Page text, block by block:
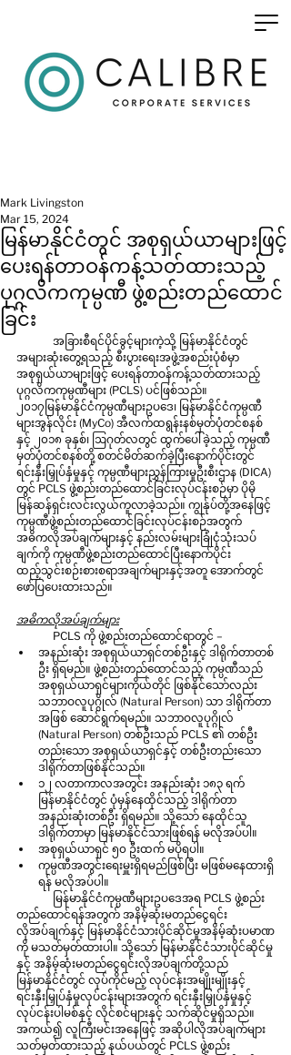
မြန်မာနိုင်ငံတွင် အစုရှယ်ယာများဖြင့်
ပေးရန်တာဝန်ကန့်သတ်ထားသည့်
ပုဂ္ဂလိကကုမ္ပဏီ ဖွဲ့စည်းတည်ထောင်
ခြင်း
Mark Livingston
Mar 15, 2024
အများဆုံးတွေ့ရသည့် စီးပွားရေးအဖွဲ့အစည်းပုံစံမှာ
အစုရှယ်ယာများဖြင့် ပေးရန်တာဝန်ကန့်သတ်ထားသည့်
ပုဂ္ဂလိကကုမ္ပဏီများ (PCLS) ပင်ဖြစ်သည်။
၂၀၁၇မြန်မာနိုင်ငံကုမ္ပဏီများဥပဒေ၊ မြန်မာနိုင်ငံကုမ္ပဏီ
များအွန်လိုင်း (MyCo) အီလက်ထရွန်းနစ်မှတ်ပုံတင်စနစ်
နှင့် ၂၀၁၈ ခုနှစ်၊ ဩဂုတ်လတွင် ထွက်ပေါ်ခဲ့သည့် ကုမ္ပဏီ
မှတ်ပုံတင်စနစ်တို့ စတင်မိတ်ဆက်ခဲ့ပြီးနောက်ပိုင်းတွင်
ရင်းနှီးမြှုပ်နှံမှုနှင့် ကုမ္ပဏီများညွှန်ကြားမှုဦးစီးဌာန (DICA)
တွင် PCLS ဖွဲ့စည်းတည်ထောင်ခြင်းလုပ်ငန်းစဉ်မှာ ပိုမို
မြန်ဆန်ရှင်းလင်းလွယ်ကူလာခဲ့သည်။ ကျွန်ုပ်တို့အနေဖြင့်
ကုမ္ပဏီဖွဲ့စည်းတည်ထောင်ခြင်းလုပ်ငန်းစဉ်အတွက်
အဓိကလိုအပ်ချက်များနှင့် နည်းလမ်းများခြုံငုံသုံးသပ်
ချက်ကို ကုမ္ပဏီဖွဲ့စည်းတည်ထောင်ပြီးနောက်ပိုင်း
ထည့်သွင်းစဉ်းစားစရာအချက်များနှင့်အတူ အောက်တွင်
ဖော်ပြပေးထားသည်။
အဓိကလိုအပ်ချက်များ
	PCLS ကို ဖွဲ့စည်းတည်ထောင်ရာတွင် –
အနည်းဆုံး အစုရှယ်ယာရှင်တစ်ဦးနှင့် ဒါရိုက်တာတစ်
ဦး ရှိရမည်။ ဖွဲ့စည်းတည်ထောင်သည့် ကုမ္ပဏီသည်
အစုရှယ်ယာရှင်များကိုယ်တိုင် ဖြစ်နိုင်သော်လည်း
သဘာဝလူပုဂ္ဂိုလ် (Natural Person) သာ ဒါရိုက်တာ
အဖြစ် ဆောင်ရွက်ရမည်။ သဘာဝလူပုဂ္ဂိုလ်
(Natural Person) တစ်ဦးသည် PCLS ၏ တစ်ဦး
တည်းသော အစုရှယ်ယာရှင်နှင့် တစ်ဦးတည်းသော
ဒါရိုက်တာဖြစ်နိုင်သည်။
၁၂ လတာကာလအတွင်း အနည်းဆုံး ၁၈၃ ရက်
မြန်မာနိုင်ငံတွင် ပုံမှန်နေထိုင်သည့် ဒါရိုက်တာ
အနည်းဆုံးတစ်ဦး ရှိရမည်။ သို့သော် နေထိုင်သူ
ဒါရိုက်တာမှာ မြန်မာနိုင်ငံသားဖြစ်ရန် မလိုအပ်ပါ။
အစုရှယ်ယာရှင် ၅၀ ဦးထက် မပိုရပါ။
ကုမ္ပဏီအတွင်းရေးမှူးရှိရမည်ဖြစ်ပြီး မဖြစ်မနေထားရှိ
ရန် မလိုအပ်ပါ။
တည်ထောင်ရန်အတွက် အနိမ့်ဆုံးမတည်ငွေရင်း
လိုအပ်ချက်နှင့် မြန်မာနိုင်ငံသားပိုင်ဆိုင်မှုအနိမ့်ဆုံးပမာဏ
ကို မသတ်မှတ်ထားပါ။ သို့သော် မြန်မာနိုင်ငံသားပိုင်ဆိုင်မှု
နှင့် အနိမ့်ဆုံးမတည်ငွေရင်းလိုအပ်ချက်တို့သည်
မြန်မာနိုင်ငံတွင် လုပ်ကိုင်မည့် လုပ်ငန်းအမျိုးမျိုးနှင့်
ရင်းနှီးမြှုပ်နှံမှုလုပ်ငန်းများအတွက် ရင်းနှီးမြှုပ်နှံမှုနှင့်
လုပ်ငန်းပါမစ်နှင့် လိုင်စင်များနှင့် သက်ဆိုင်မှုရှိသည်။
အကယ်၍ လူကြီးမင်းအနေဖြင့် အဆိုပါလိုအပ်ချက်များ
သတ်မှတ်ထားသည့် နယ်ပယ်တွင် PCLS ဖွဲ့စည်း